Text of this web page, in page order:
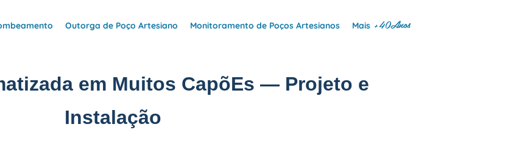
Outorga de Poço Artesiano Monitoramento de Poços Artesianos Mais +40Anos
em Muitos CapõEs — Projeto e
Instalação